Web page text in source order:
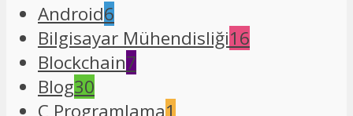
Android6
Bilgisayar Mühendisliği16
Blockchain7
Blog30
C Programlama1